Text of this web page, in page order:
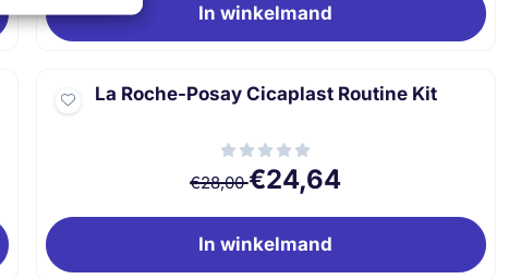
In winkelmand
La Roche-Posay Cicaplast Routine Kit
Van 28,00 voor 24,64
€28,00€24,64
In winkelmand